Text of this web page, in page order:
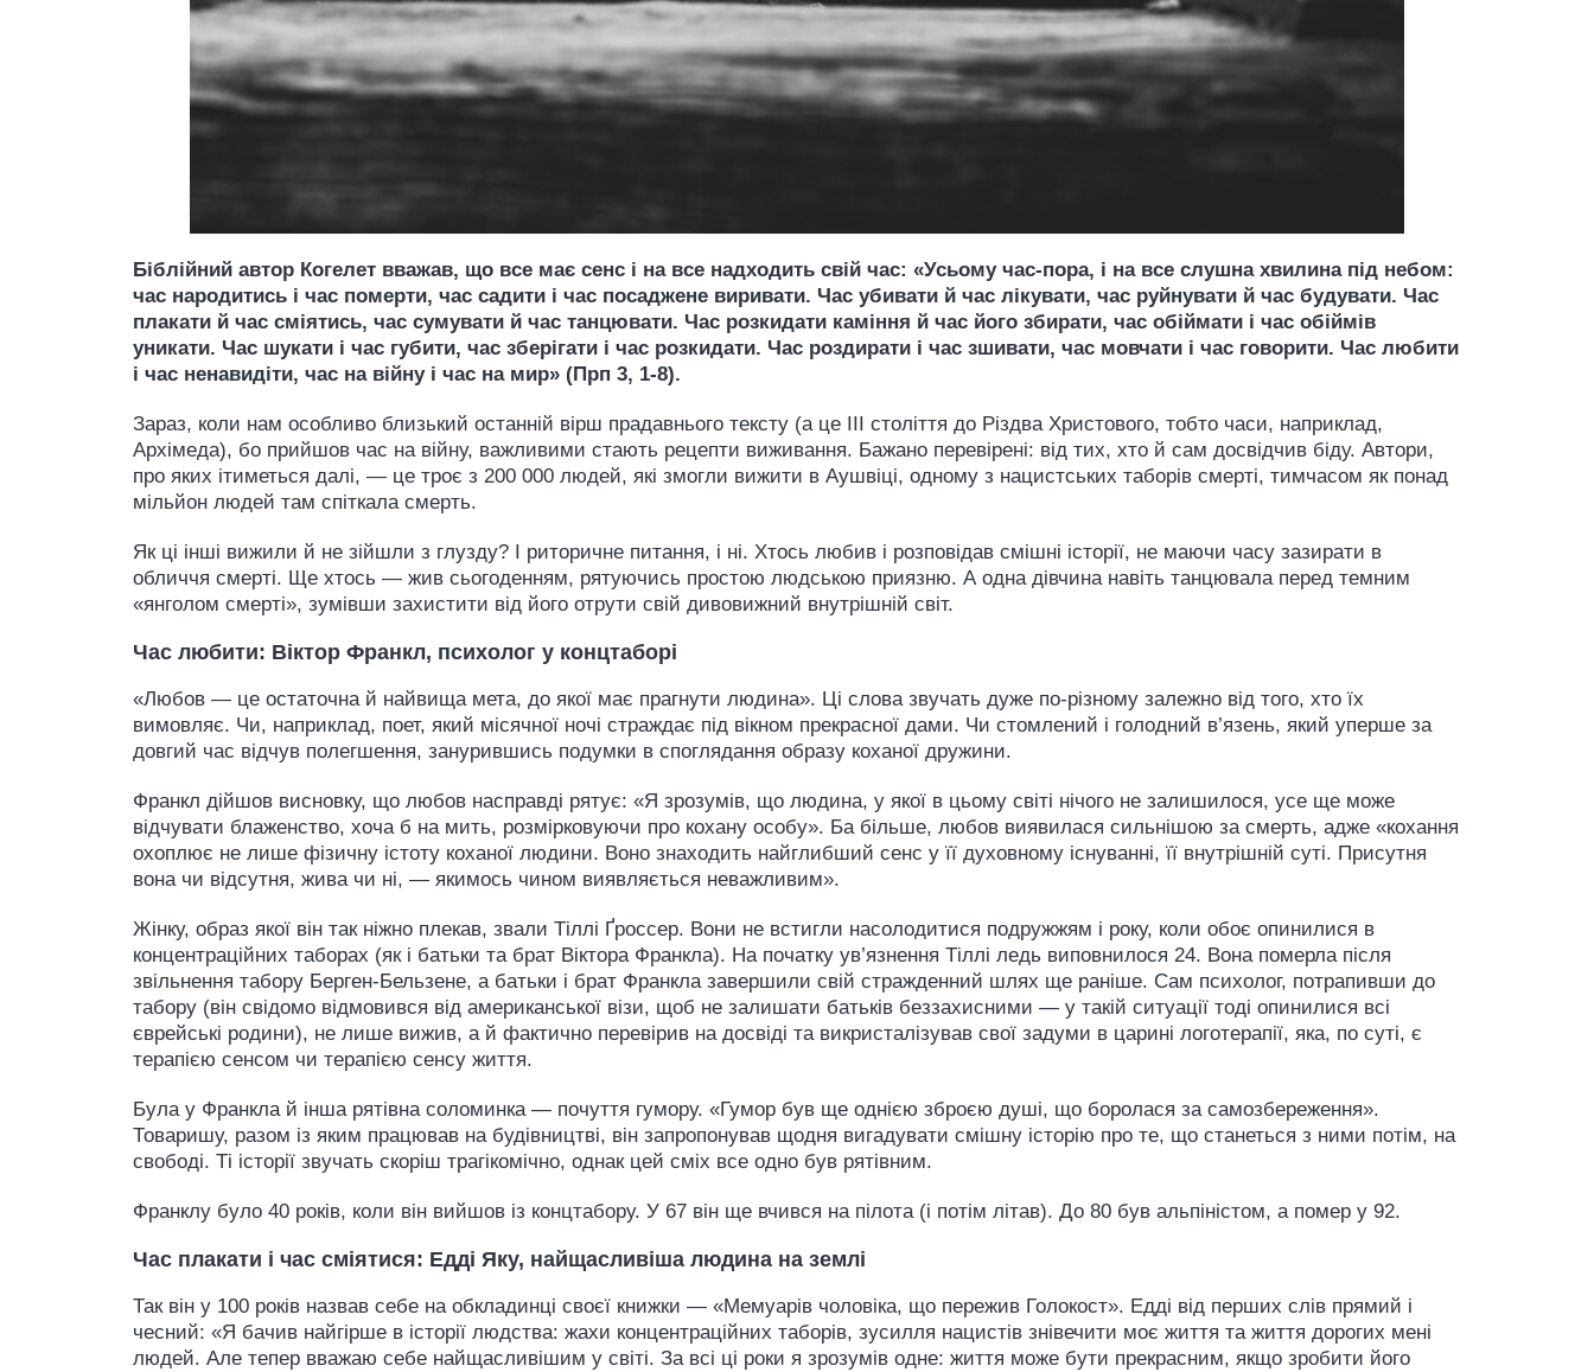
Біблійний автор Когелет вважав, що все має сенс і на все надходить свій час: «Усьому час-пора, і на все слушна хвилина під небом:
час народитись і час померти, час садити і час посаджене виривати. Час убивати й час лікувати, час руйнувати й час будувати. Час
плакати й час сміятись, час сумувати й час танцювати. Час розкидати каміння й час його збирати, час обіймати і час обіймів
уникати. Час шукати і час губити, час зберігати і час розкидати. Час роздирати і час зшивати, час мовчати і час говорити. Час любити
і час ненавидіти, час на війну і час на мир» (Прп 3, 1-8).
Зараз, коли нам особливо близький останній вірш прадавнього тексту (а це ІІІ століття до Різдва Христового, тобто часи, наприклад,
Архімеда), бо прийшов час на війну, важливими стають рецепти виживання. Бажано перевірені: від тих, хто й сам досвідчив біду. Автори,
про яких ітиметься далі, — це троє з 200 000 людей, які змогли вижити в Аушвіці, одному з нацистських таборів смерті, тимчасом як понад
мільйон людей там спіткала смерть.
Як ці інші вижили й не зійшли з глузду? І риторичне питання, і ні. Хтось любив і розповідав смішні історії, не маючи часу зазирати в
обличчя смерті. Ще хтось — жив сьогоденням, рятуючись простою людською приязню. А одна дівчина навіть танцювала перед темним
«янголом смерті», зумівши захистити від його отрути свій дивовижний внутрішній світ.
Час любити: Віктор Франкл, психолог у концтаборі
«Любов — це остаточна й найвища мета, до якої має прагнути людина». Ці слова звучать дуже по-різному залежно від того, хто їх
вимовляє. Чи, наприклад, поет, який місячної ночі страждає під вікном прекрасної дами. Чи стомлений і голодний в’язень, який уперше за
довгий час відчув полегшення, занурившись подумки в споглядання образу коханої дружини.
Франкл дійшов висновку, що любов насправді рятує: «Я зрозумів, що людина, у якої в цьому світі нічого не залишилося, усе ще може
відчувати блаженство, хоча б на мить, розмірковуючи про кохану особу». Ба більше, любов виявилася сильнішою за смерть, адже «кохання
охоплює не лише фізичну істоту коханої людини. Воно знаходить найглибший сенс у її духовному існуванні, її внутрішній суті. Присутня
вона чи відсутня, жива чи ні, — якимось чином виявляється неважливим».
Жінку, образ якої він так ніжно плекав, звали Тіллі Ґроссер. Вони не встигли насолодитися подружжям і року, коли обоє опинилися в
концентраційних таборах (як і батьки та брат Віктора Франкла). На початку ув’язнення Тіллі ледь виповнилося 24. Вона померла після
звільнення табору Берген-Бельзене, а батьки і брат Франкла завершили свій стражденний шлях ще раніше. Сам психолог, потрапивши до
табору (він свідомо відмовився від американської візи, щоб не залишати батьків беззахисними — у такій ситуації тоді опинилися всі
єврейські родини), не лише вижив, а й фактично перевірив на досвіді та викристалізував свої задуми в царині логотерапії, яка, по суті, є
терапією сенсом чи терапією сенсу життя.
Була у Франкла й інша рятівна соломинка — почуття гумору. «Гумор був ще однією зброєю душі, що боролася за самозбереження».
Товаришу, разом із яким працював на будівництві, він запропонував щодня вигадувати смішну історію про те, що станеться з ними потім, на
свободі. Ті історії звучать скоріш трагікомічно, однак цей сміх все одно був рятівним.
Франклу було 40 років, коли він вийшов із концтабору. У 67 він ще вчився на пілота (і потім літав). До 80 був альпіністом, а помер у 92.
Час плакати і час сміятися: Едді Яку, найщасливіша людина на землі
Так він у 100 років назвав себе на обкладинці своєї книжки — «Мемуарів чоловіка, що пережив Голокост». Едді від перших слів прямий і
чесний: «Я бачив найгірше в історії людства: жахи концентраційних таборів, зусилля нацистів знівечити моє життя та життя дорогих мені
людей. Але тепер вважаю себе найщасливішим у світі. За всі ці роки я зрозумів одне: життя може бути прекрасним, якщо зробити його